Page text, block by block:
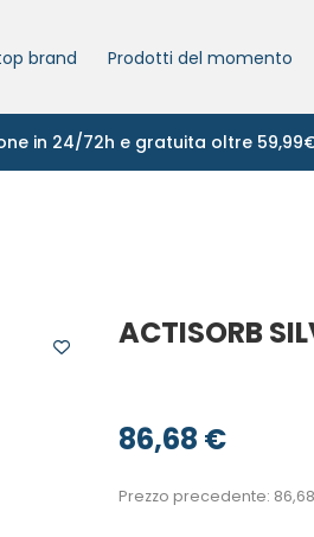
brand Prodotti del momento
in 24/72h e gratuita oltre
ACTISORB
86,68 €
Prezzo precedente: 86,68